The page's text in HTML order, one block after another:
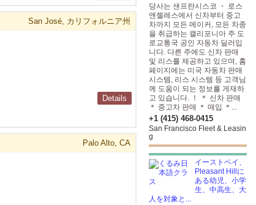
San José, カリフォルニア州
Details
Palo Alto, CA
당사는 샌프란시스코 ・ 로스
앤젤레스에서 신차부터 중고
차까지 모든 메이커, 모든 차종
을 취급하는 캘리포니아 주 도
로교통국 공인 자동차 딜러입
니다. 다른 주에도 신차 판매
및 리스를 제공하고 있으며, 홈
페이지에는 미국 자동차 판매
시스템, 리스 시스템 등 고객님
께 도움이 되는 정보를 게재하
고 있습니다. ！ ＊ 신차 판매
＊ 중고차 판매 ＊ 매입 ＊...
+1 (415) 468-0415
San Francisco Fleet & Leasin
g
イーストベイ、
Pleasant Hillに
ある幼児、小学
生、中高生、大
人を対象と...